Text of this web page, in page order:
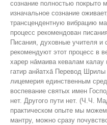
сознание полностью
изначальное сознание
трансцендентную вибрацию
процесс рекомендован
Писания, духовные учителя и
рекомендуют этот процесс в
харер на̄маива кевалам калау
гатир анйатха̄ Перевод
лицемерия единственным
воспевание святых имен
нет. Другого пути нет. (Ч.Ч.
практическом опыте мы
мантру, можно сразу